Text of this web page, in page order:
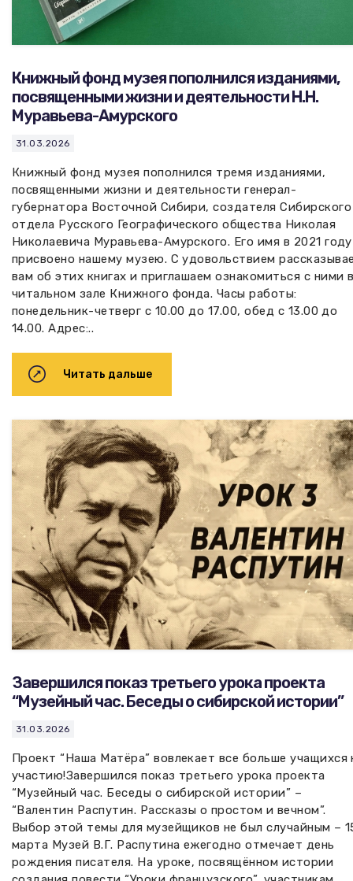
Книжный фонд музея пополнился изданиями,
посвященными жизни и деятельности Н.Н.
Муравьева-Амурского
31.03.2026
Книжный фонд музея пополнился тремя изданиями,
посвященными жизни и деятельности генерал-
губернатора Восточной Сибири, создателя Сибирского
отдела Русского Географического общества Николая
Николаевича Муравьева-Амурского. Его имя в 2021 году
присвоено нашему музею. С удовольствием
вам об этих книгах и приглашаем ознакомиться с ними
читальном зале Книжного фонда. Часы работы:
понедельник-четверг с 10.00 до 17.00, обед с 13.00 до
14.00. Адрес:..
Читать дальше
Завершился показ третьего урока проекта
“Музейный час. Беседы о сибирской истории”
31.03.2026
Проект “Наша Матёра” вовлекает все больше учащихся
участию!Завершился показ третьего урока проекта
“Музейный час. Беседы о сибирской истории” –
“Валентин Распутин. Рассказы о простом и вечном”.
Выбор этой темы для музейщиков не был случайным –
марта Музей В.Г. Распутина ежегодно отмечает день
рождения писателя. На уроке, посвящённом истории